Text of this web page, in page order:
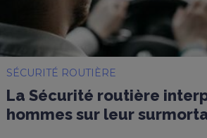
SÉCURITÉ ROUTIÈRE
La Sécurité routière
hommes sur leur